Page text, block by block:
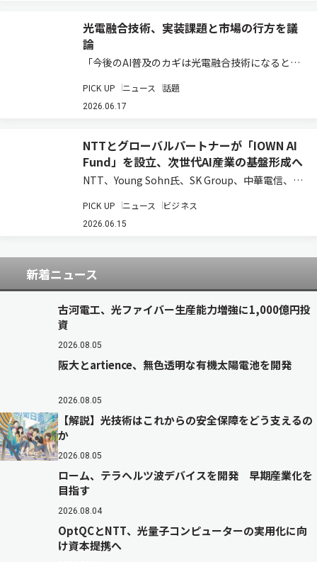
光電融合技術、実装課題と市場の行方を議
論
「今後のAI普及のカギは光電融合技術になるとい
は、電子・実装技術の専門展『JPCA Show
2026』で開催されたイベント内でのことだ。
PICK UP ニュース 話題
2026.06.17
NTTとグローバルパートナーが「IOWN AI
Fund」を設立、次世代AI産業の基盤形成へ
NTT、Young Sohn氏、SK Group、中華電信、お
投資を通じてIOWNエコシステムの構築と新たな
事業創出を目指す投資ファンド「IOWN AI
PICK UP ニュース ビジネス
2026.06.15
新着ニュース
古河電工、光ファイバー生産能力増強に1,000億円投
資
2026.08.05
阪大とartience、無色透明な有機太陽電池を開発
2026.08.05
【解説】光技術はこれからの安全保障をどう支えるの
か
2026.08.05
ローム、テラヘルツ波デバイスを開発 早期産業化を
目指す
2026.08.04
OptQCとNTT、光量子コンピューターの実用化に向
け資本提携へ